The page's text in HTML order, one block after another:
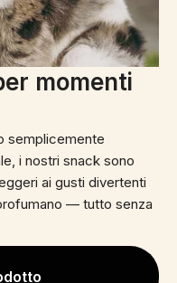
momenti
semplicemente
i nostri snack sono
ai gusti divertenti
— tutto senza